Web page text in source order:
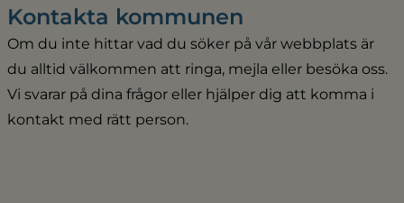
Kontakta kommunen
Om du inte hittar vad du söker på vår webbplats är
du alltid välkommen att ringa, mejla eller besöka oss.
Vi svarar på dina frågor eller hjälper dig att komma i
kontakt med rätt person.